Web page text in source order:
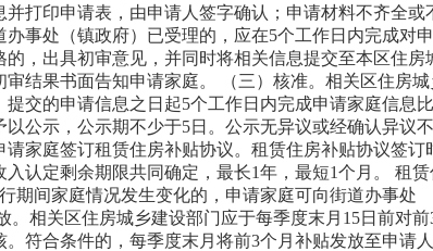
打印申请表，由申请人签字确认；申请材料不齐全或
事处（镇政府）已受理的，应在5个工作日内完成对申
，出具初审意见，并同时将相关信息提交至本区住房
结果书面告知申请家庭。 （三）核准。相关区住房城
交的申请信息之日起5个工作日内完成申请家庭信息比
公示，公示期不少于5日。公示无异议或经确认异议不
家庭签订租赁住房补贴协议。租赁住房补贴协议签订
认定剩余期限共同确定，最长1年，最短1个月。 租赁
期间家庭情况发生变化的，申请家庭可向街道办事处
。相关区住房城乡建设部门应于每季度末月15日前对前
符合条件的，每季度末月将前3个月补贴发放至申请人